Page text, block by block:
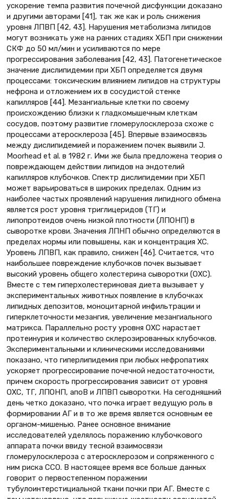
ускорение темпа развития почечной дисфункции доказано
и другими авторами [41], так же как и роль снижения
уровня ЛПВП [42, 43]. Нарушения метаболизма липидов
могут возникать уже на ранних стадиях ХБП при снижении
СКФ до 50 мл/мин и усиливаются по мере
прогрессирования заболевания [42, 43]. Патогенетическое
значение дислипидемии при ХБП определяется двумя
процессами: токсическим влиянием липидов на структуры
нефрона и отложением их в сосудистой стенке
капилляров [44]. Мезангиальные клетки по своему
происхождению близки к гладкомышечным клеткам
сосудов, поэтому развитие гломерулосклероза схоже с
процессами атеросклероза [45]. Впервые взаимосвязь
между дислипидемией и поражением почек выявили J.
Moorhead et al. в 1982 г. Ими же была предложена теория о
повреждающем действии липидов на эндотелий
капилляров клубочков. Спектр дислипидемии при ХБП
может варьироваться в широких пределах. Одним из
наиболее частых проявлений нарушения липидного обмена
является рост уровня триглицеридов (ТГ) и
липопротеидов очень низкой плотности (ЛПОНП) в
сыворотке крови. Значения ЛПНП обычно определяются в
пределах нормы или повышены, как и концентрация ХС.
Уровень ЛПВП, как правило, снижен [46]. Считается, что
наибольшее повреждение клубочков почек вызывает
высокий уровень общего холестерина сыворотки (ОХС).
Вместе с тем гиперхолестериновая диета вызывает у
экспериментальных животных появление в клубочках
липидных депозитов, моноцитарной инфильтрации и
гиперклеточности мезангия, увеличение мезангиального
матрикса. Параллельно росту уровня ОХС нарастает
протеинурия и количество склерозированных клубочков.
Экспериментальными и клиническими исследованиями
показано, что гиперлипидемия при любых нефропатиях
ускоряет прогрессирование почечной недостаточности,
причем скорость прогрессирования зависит от уровня
ОХС, ТГ, ЛПОНП, апоВ и ЛПВП сыворотки. На сегодняшний
день четко доказано, что почка играет ведущую роль в
формировании АГ и в то же время является основным ее
органом-мишенью. Ранее основное внимание
исследователей уделялось поражению клубочкового
аппарата почки ввиду тесной взаимосвязи
гломерулосклероза с атеросклерозом и сопряженного с
ним риска ССО. В настоящее время все больше данных
говорит о первостепенном поражении
тубулоинтерстициальной ткани почки при АГ. Вместе с